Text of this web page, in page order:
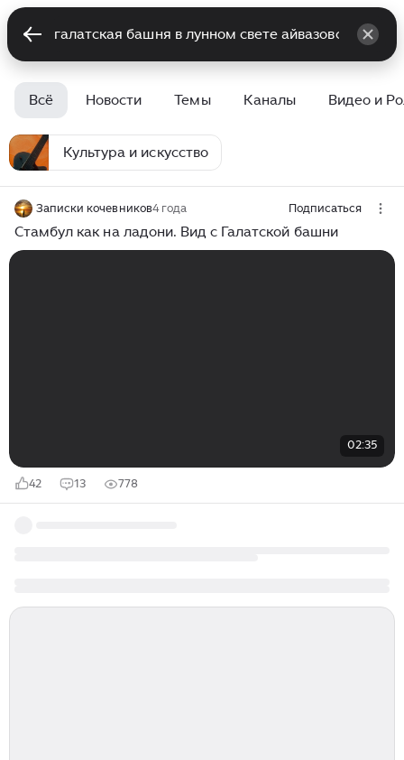
Всё Новости Темы Каналы Видео и
Культура и искусство
Записки кочевников4 года Подписаться
Стамбул как на ладони. Вид с Галатской башни
02:35
42 13 778